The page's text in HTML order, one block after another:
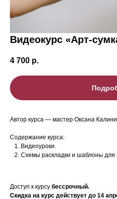
Видеокурс «Арт-
4 700 р.
Автор курса — мастер Оксана
Содержание курса:
Видеоуроки.
Схемы раскладки и шаблоны для
Доступ к курсу бессрочный.
Скидка на курс действует до 14